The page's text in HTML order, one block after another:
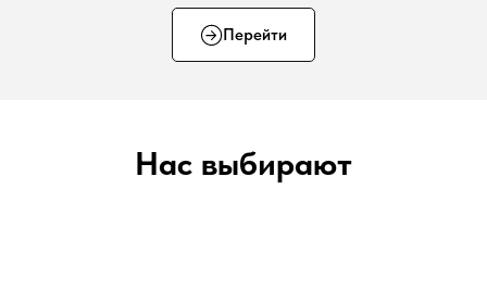
Перейти
Нас выбирают